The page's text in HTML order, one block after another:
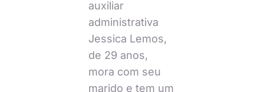
auxiliar
administrativa
Jessica Lemos,
de 29 anos,
mora com seu
marido e tem um